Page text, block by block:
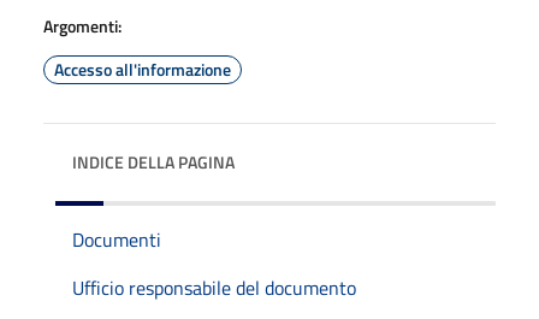
Argomenti:
Accesso all'informazione
INDICE DELLA PAGINA
Documenti
Ufficio responsabile del documento